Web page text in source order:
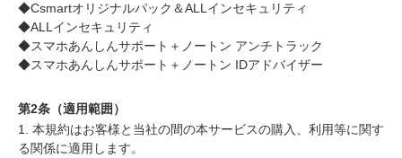
◆Csmartオリジナルパック＆ALLインセキュリティ
◆ALLインセキュリティ
◆スマホあんしんサポート＋ノートン アンチトラック
◆スマホあんしんサポート＋ノートン IDアドバイザー
第2条（適用範囲）
1. 本規約はお客様と当社の間の本サービスの購入、利用等に関す
る関係に適用します。